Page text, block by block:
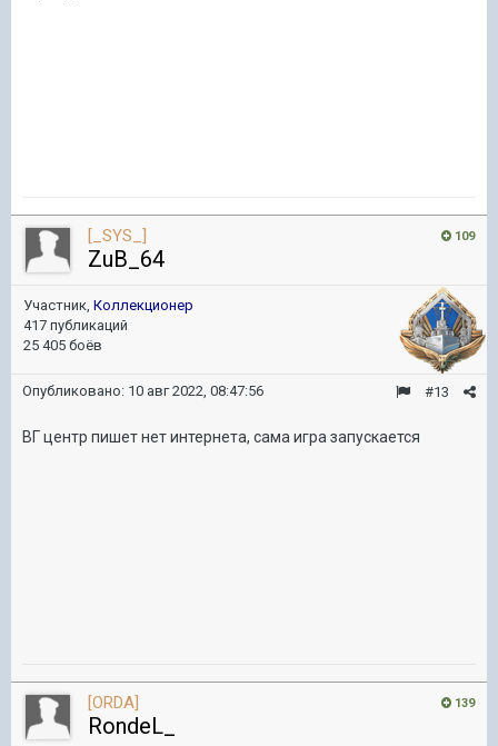
109
[_SYS_]
ZuB_64
Участник, Коллекционер
417 публикаций
25 405 боёв
#13
Опубликовано: 10 авг 2022, 08:47:56
ВГ центр пишет нет интернета, сама игра запускается
139
[ORDA]
RondeL_